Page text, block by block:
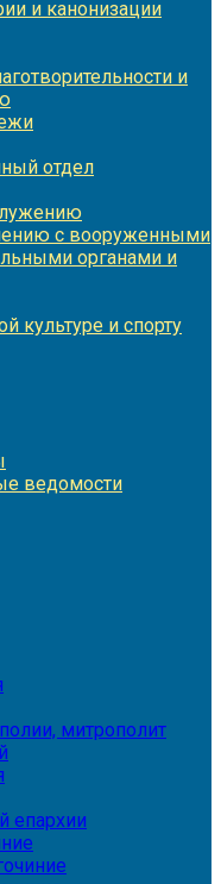
и канонизации
и
отдел
с вооруженными
органами и
культуре и спорту
ведомости
митрополит
епархии